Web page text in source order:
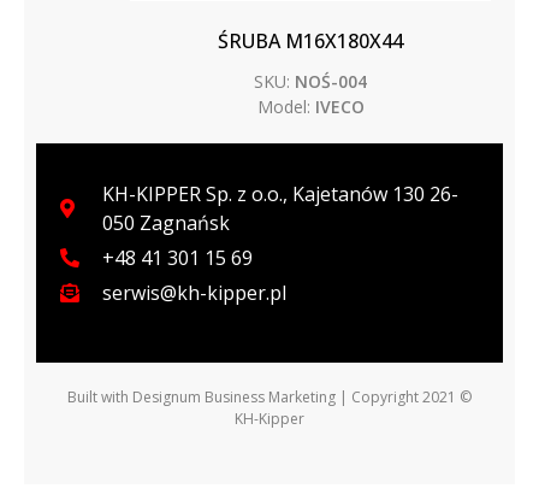
ŚRUBA M16X180X44
SKU: NOŚ-004
Model: IVECO
KH-KIPPER Sp. z o.o., Kajetanów 130 26-
050 Zagnańsk
+48 41 301 15 69
serwis@kh-kipper.pl
Built with Designum Business Marketing | Copyright 2021 ©
KH-Kipper